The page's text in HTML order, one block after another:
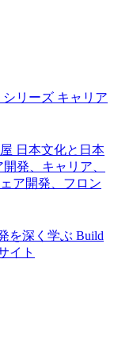
シリーズ キャリア
日本文化と日本
発、キャリア、
ア開発、フロン
を深く学ぶ Build
イト